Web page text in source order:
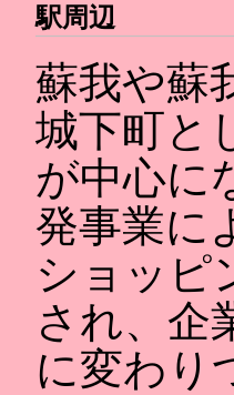
駅周辺
蘇我や蘇
城下町と
が中心に
発事業に
ショッピ
され、企
に変わり